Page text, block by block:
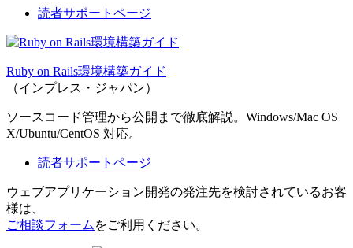
読者サポートページ
Ruby on Rails環境構築ガイド
（インプレス・ジャパン）
ソースコード管理から公開まで徹底解説。Windows/Mac OS
X/Ubuntu/CentOS 対応。
読者サポートページ
ウェブアプリケーション開発の発注先を検討されているお客
様は、
ご相談フォーム をご利用ください。